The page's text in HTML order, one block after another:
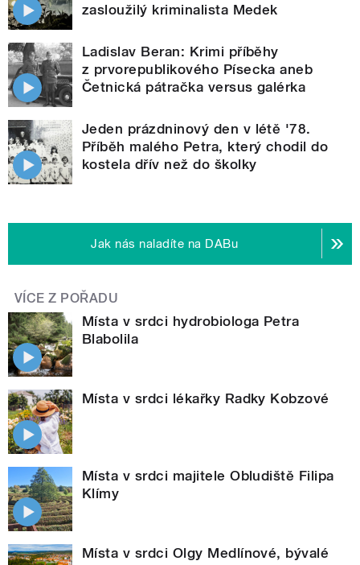
zasloužilý kriminalista Medek
Ladislav Beran: Krimi příběhy
z prvorepublikového Písecka aneb
Četnická pátračka versus galérka
Jeden prázdninový den v létě '78.
Příběh malého Petra, který chodil do
kostela dřív než do školky
Jak nás naladíte na DABu
VÍCE Z POŘADU
Místa v srdci hydrobiologa Petra
Blabolila
Místa v srdci lékařky Radky Kobzové
Místa v srdci majitele Obludiště Filipa
Klímy
Místa v srdci Olgy Medlínové, bývalé